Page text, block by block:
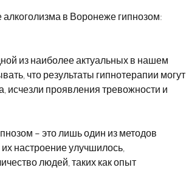
алкоголизма в Воронеже гипнозом:
из наиболее актуальных в нашем
что результаты гипнотерапии могут
исчезли проявления тревожности и
– это лишь один из методов
настроение улучшилось,
людей, таких как опыт